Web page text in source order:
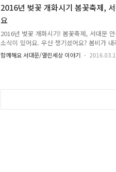
요. '2016 서대문 안산 벚꽃음악회'에 여러
자락길 벚꽃음악회 일정 일 시 : 2016. 4.
연희벚꽃쉼터 공연장 출 연 진 : 동물원, 여
타틀즈밴드 외 주최·주관 : 서대문구 ..
2016년 벚꽃 개화시기 봄꽃축제,
요
2016년 벚꽃 개화시기! 봄꽃축제, 서대문
소식이 있어요. 우산 챙기셨어요? 봄비가
좋아지지 않으세요 ^^ 촉촉하게 봄비가 내
겠죠 ~ 기분 좋아지고 설레는 봄, 봄꽃 중에
서귀포는 3월 23일경으로 예상되요. 서울
함께해요 서대문/열린세상 이야기